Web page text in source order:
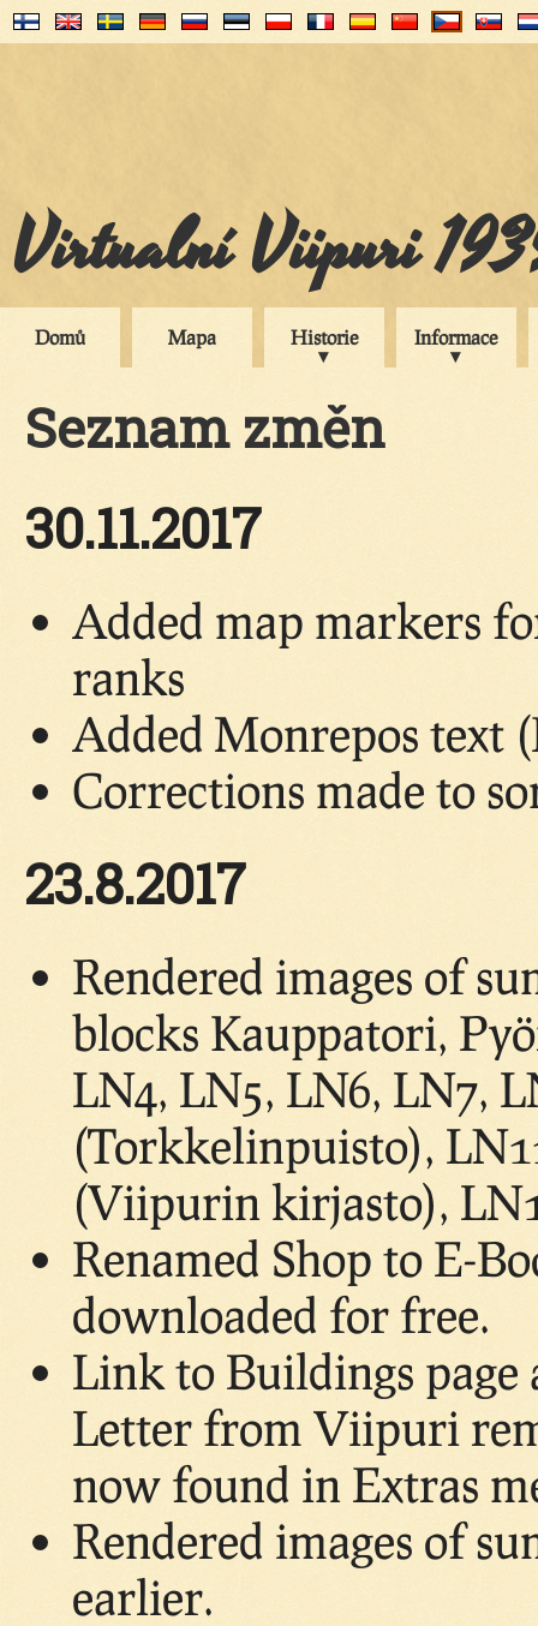
Virtualní Viipuri
Domů Mapa Historie Informace
Seznam změn
30.11.2017
Added map markers
ranks
Added Monrepos text
Corrections made to
23.8.2017
Rendered images of
blocks Kauppatori,
LN4, LN5, LN6, LN7,
(Torkkelinpuisto),
(Viipurin kirjasto),
Renamed Shop to E-
downloaded for free.
Link to Buildings
Letter from Viipuri
now found in Extras
Rendered images of
earlier.